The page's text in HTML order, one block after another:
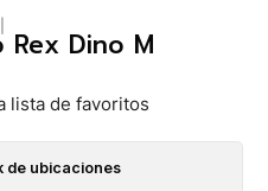
Dino M
lista de favoritos
de ubicaciones